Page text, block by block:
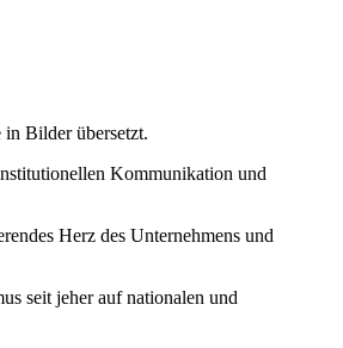
Bilder übersetzt.
Kommunikation und
Herz des Unternehmens und
seit jeher auf nationalen und